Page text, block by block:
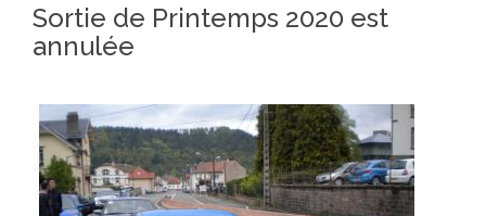
Sortie de Printemps 2020 est
annulée